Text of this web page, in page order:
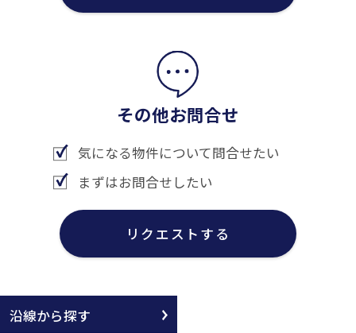
その他お問合せ
気になる物件について問合せたい
まずはお問合せしたい
リクエストする
沿線から探す